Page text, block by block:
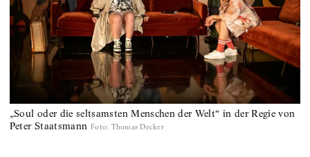
„Soul oder die seltsamsten Menschen der Welt“ in der Regie von
Peter Staatsmann Foto: Thomas Decker